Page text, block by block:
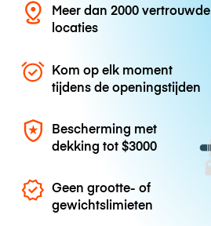
Meer dan 2000 vertrouwde
locaties
Kom op elk moment
tijdens de openingstijden
Bescherming met
dekking tot$3000
Geen grootte- of
gewichtslimieten